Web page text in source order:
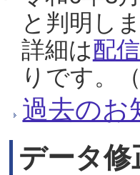
と判明し
詳細は配
りです。
過去のお
データ